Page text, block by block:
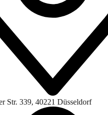
Str. 339, 40221 Düsseldorf